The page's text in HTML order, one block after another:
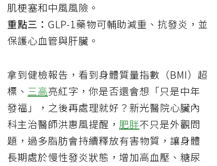
肌梗塞和中風風險。
重點三： GLP-1藥物可輔助減重、抗發炎，並
保護心血管與肝臟。
拿到健檢報告，看到身體質量指數（BMI）超
標、 三高亮紅字，你是否還會想「只是中年
發福」，之後再處理就好？新光醫院心臟內
科主治醫師洪惠風提醒， 肥胖不只是外觀問
題，過多脂肪會持續釋放有害物質，讓身體
長期處於慢性發炎狀態，增加高血壓、糖尿